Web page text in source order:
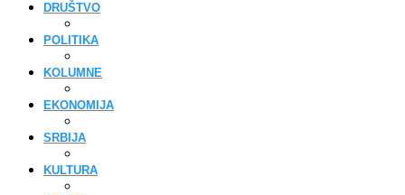
DRUŠTVO
POLITIKA
KOLUMNE
EKONOMIJA
SRBIJA
KULTURA